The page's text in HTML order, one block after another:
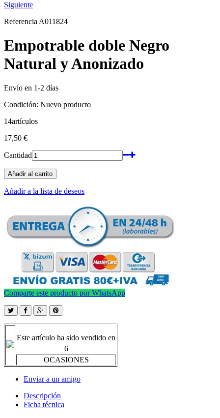
Siguiente
Referencia A011824
Empotrable doble Negro
Natural y Anonizado
Envío en 1-2 días
Condición: Nuevo producto
14artículos
17,50 €
Cantidad
Añadir al carrito
Añadir a la lista de deseos
Comparte este producto por WhatsApp
Este artículo ha sido vendido en
6
OCASIONES
Enviar a un amigo
Descripción
Ficha técnica